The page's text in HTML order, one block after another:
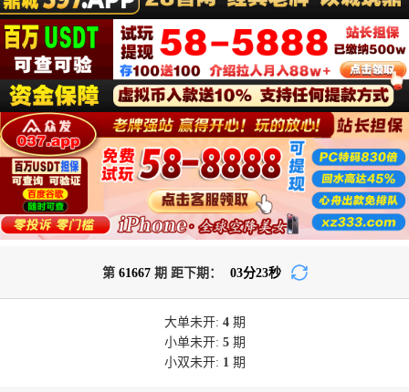
第 61667期 距下期： 03分22秒
大单未开: 4期
小单未开: 5期
小双未开: 1期